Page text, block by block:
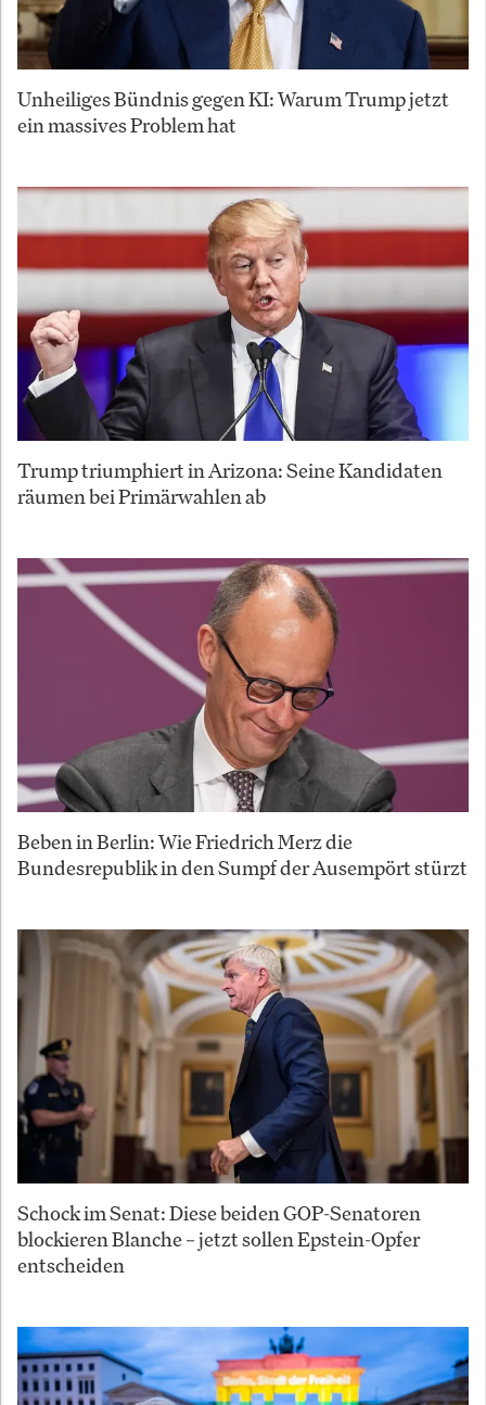
Unheiliges Bündnis gegen KI: Warum Trump jetzt
ein massives Problem hat
Trump triumphiert in Arizona: Seine Kandidaten
räumen bei Primärwahlen ab
Beben in Berlin: Wie Friedrich Merz die
Bundesrepublik in den Sumpf der Ausempört stürzt
Schock im Senat: Diese beiden GOP-Senatoren
blockieren Blanche – jetzt sollen Epstein-Opfer
entscheiden